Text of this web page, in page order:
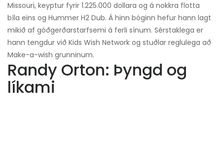
Missouri, keyptur fyrir 1.225.000 dollara og á nokkra flotta
bíla eins og Hummer H2 Dub. Á hinn bóginn hefur hann lagt
mikið af góðgerðarstarfsemi á ferli sínum. Sérstaklega er
hann tengdur við Kids Wish Network og stuðlar reglulega að
Make-a-wish grunninum.
Randy Orton: Þyngd og
líkami